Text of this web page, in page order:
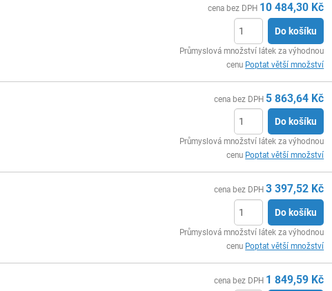
cena bez DPH 10 484,30 Kč
Do košíku
Průmyslová množství látek za výhodnou
cenu Poptat větší množství
cena bez DPH 5 863,64 Kč
Do košíku
Průmyslová množství látek za výhodnou
cenu Poptat větší množství
cena bez DPH 3 397,52 Kč
Do košíku
Průmyslová množství látek za výhodnou
cenu Poptat větší množství
cena bez DPH 1 849,59 Kč